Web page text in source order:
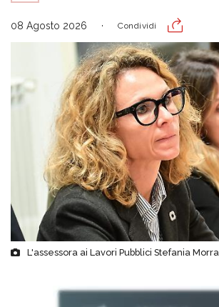
08 Agosto 2026 Condividi
L'assessora ai Lavori Pubblici Stefania Morra